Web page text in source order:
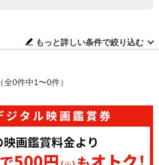
もっと詳しい条件で絞り込む
（全0件中1〜0件）